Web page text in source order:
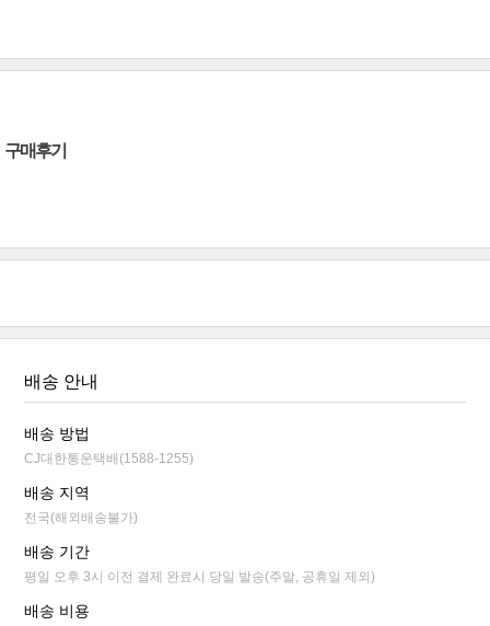
구매후기
배송 안내
배송 방법
CJ대한통운택배(1588-1255)
배송 지역
전국(해외배송불가)
배송 기간
평일 오후 3시 이전 결제 완료시 당일 발송(주말, 공휴일 제외)
배송 비용